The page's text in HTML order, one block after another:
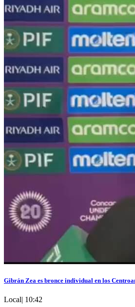
Gibrán Zea es bronce individual en los
Local| 10:42